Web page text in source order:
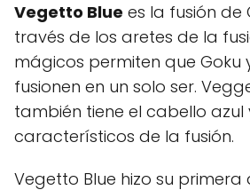
Vegetto Blue es la fusión de
través de los aretes de la
mágicos permiten que Goku
fusionen en un solo ser.
también tiene el cabello azul
característicos de la fusión.
Vegetto Blue hizo su primera